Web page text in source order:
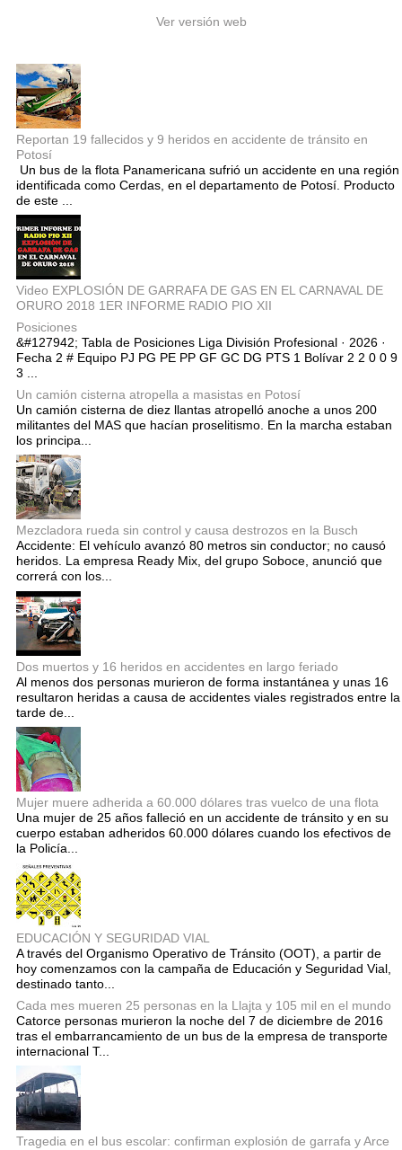
Ver versión web
Reportan 19 fallecidos y 9 heridos en accidente de tránsito en
Potosí
Un bus de la flota Panamericana sufrió un accidente en una región
identificada como Cerdas, en el departamento de Potosí. Producto
de este ...
Video EXPLOSIÓN DE GARRAFA DE GAS EN EL CARNAVAL DE
ORURO 2018 1ER INFORME RADIO PIO XII
Posiciones
&#127942; Tabla de Posiciones Liga División Profesional · 2026 ·
Fecha 2 # Equipo PJ PG PE PP GF GC DG PTS 1 Bolívar 2 2 0 0 9
3 ...
Un camión cisterna atropella a masistas en Potosí
Un camión cisterna de diez llantas atropelló anoche a unos 200
militantes del MAS que hacían proselitismo. En la marcha estaban
los principa...
Mezcladora rueda sin control y causa destrozos en la Busch
Accidente: El vehículo avanzó 80 metros sin conductor; no causó
heridos. La empresa Ready Mix, del grupo Soboce, anunció que
correrá con los...
Dos muertos y 16 heridos en accidentes en largo feriado
Al menos dos personas murieron de forma instantánea y unas 16
resultaron heridas a causa de accidentes viales registrados entre la
tarde de...
Mujer muere adherida a 60.000 dólares tras vuelco de una flota
Una mujer de 25 años falleció en un accidente de tránsito y en su
cuerpo estaban adheridos 60.000 dólares cuando los efectivos de
la Policía...
EDUCACIÓN Y SEGURIDAD VIAL
A través del Organismo Operativo de Tránsito (OOT), a partir de
hoy comenzamos con la campaña de Educación y Seguridad Vial,
destinado tanto...
Cada mes mueren 25 personas en la Llajta y 105 mil en el mundo
Catorce personas murieron la noche del 7 de diciembre de 2016
tras el embarrancamiento de un bus de la empresa de transporte
internacional T...
Tragedia en el bus escolar: confirman explosión de garrafa y Arce